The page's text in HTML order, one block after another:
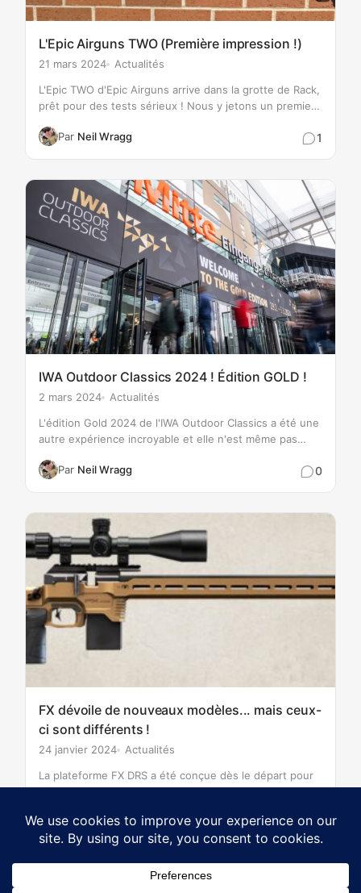
L'Epic Airguns TWO (Première impression !)
21 mars 2024 Actualités
Par Neil Wragg
L'Epic TWO d'Epic Airguns arrive dans la grotte de Rack,
prêt pour des tests sérieux ! Nous y jetons un premier
carabine PCP !…
1
IWA Outdoor Classics 2024 ! Édition GOLD !
2 mars 2024 Actualités
Par Neil Wragg
L'édition Gold 2024 de l'IWA Outdoor Classics a été une
autre expérience incroyable et elle n'est même pas
vraiment génial pour l'industrie des sports de tir. Le… 0
FX dévoile de nouveaux modèles... mais ceux-
ci sont différents !
24 janvier 2024 Actualités
ParNeil Wragg
La plateforme FX DRS a été conçue dès le départ pour
répondre aux besoins des tireurs les plus exigeants. La
permis de créer un…
0